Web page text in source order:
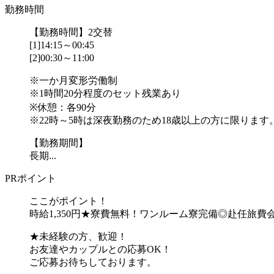
勤務時間
【勤務時間】2交替
[1]14:15～00:45
[2]00:30～11:00
※一か月変形労働制
※1時間20分程度のセット残業あり
※休憩：各90分
※22時～5時は深夜勤務のため18歳以上の方に限ります。
【勤務期間】
長期...
PRポイント
ここがポイント！
時給1,350円★寮費無料！ワンルーム寮完備◎赴任旅費
★未経験の方、歓迎！
お友達やカップルとの応募OK！
ご応募お待ちしております。